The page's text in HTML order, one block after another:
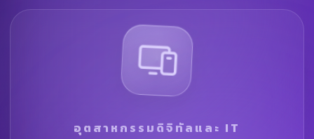
อุตสาหกรรมดิจิทัลและ IT